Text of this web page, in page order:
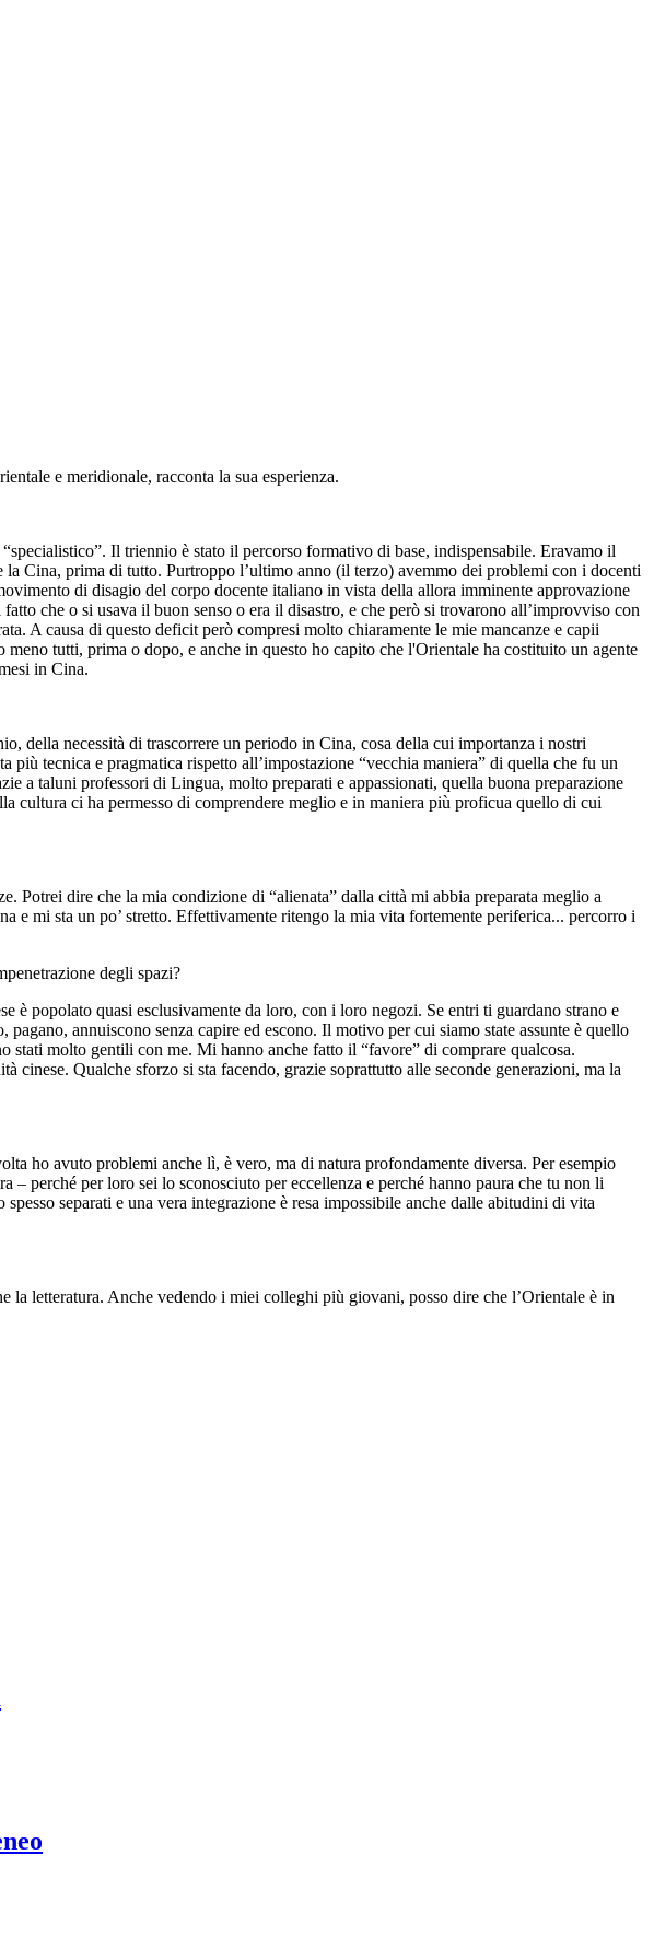
e meridionale, racconta la sua esperienza.
Il triennio è stato il percorso formativo di base, indispensabile. Eravamo il
Cina, prima di tutto. Purtroppo l’ultimo anno (il terzo) avemmo dei problemi con i docenti
di disagio del corpo docente italiano in vista della allora imminente approvazione
che o si usava il buon senso o era il disastro, e che però si trovarono all’improvviso con
A causa di questo deficit però compresi molto chiaramente le mie mancanze e capii
tutti, prima o dopo, e anche in questo ho capito che l'Orientale ha costituito un agente
in Cina.
della necessità di trascorrere un periodo in Cina, cosa della cui importanza i nostri
tecnica e pragmatica rispetto all’impostazione “vecchia maniera” di quella che fu un
a taluni professori di Lingua, molto preparati e appassionati, quella buona preparazione
cultura ci ha permesso di comprendere meglio e in maniera più proficua quello di cui
Potrei dire che la mia condizione di “alienata” dalla città mi abbia preparata meglio a
e mi sta un po’ stretto. Effettivamente ritengo la mia vita fortemente periferica... percorro i
degli spazi?
popolato quasi esclusivamente da loro, con i loro negozi. Se entri ti guardano strano e
annuiscono senza capire ed escono. Il motivo per cui siamo state assunte è quello
molto gentili con me. Mi hanno anche fatto il “favore” di comprare qualcosa.
cinese. Qualche sforzo si sta facendo, grazie soprattutto alle seconde generazioni, ma la
ho avuto problemi anche lì, è vero, ma di natura profondamente diversa. Per esempio
perché per loro sei lo sconosciuto per eccellenza e perché hanno paura che tu non li
separati e una vera integrazione è resa impossibile anche dalle abitudini di vita
letteratura. Anche vedendo i miei colleghi più giovani, posso dire che l’Orientale è in